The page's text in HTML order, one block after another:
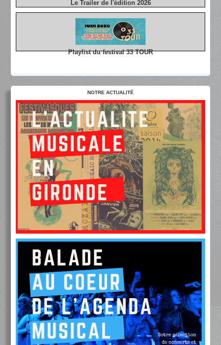
Le Trailer de l'édition 2026
Playlist du festival 33 TOUR
NOTRE ACTUALITÉ